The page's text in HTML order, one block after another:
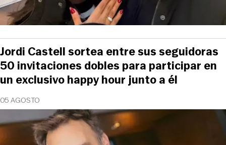
05 AGOSTO
Jordi Castell sortea entre sus seguidoras
50 invitaciones dobles para participar en
un exclusivo happy hour junto a él